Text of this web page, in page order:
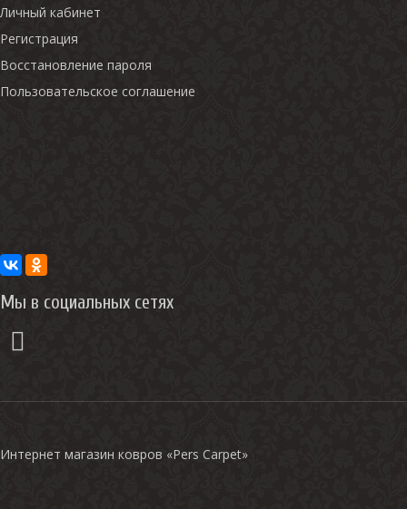
Личный кабинет
Регистрация
Восстановление пароля
Пользовательское соглашение
Мы в социальных сетях
Интернет магазин ковров «Pers Carpet»